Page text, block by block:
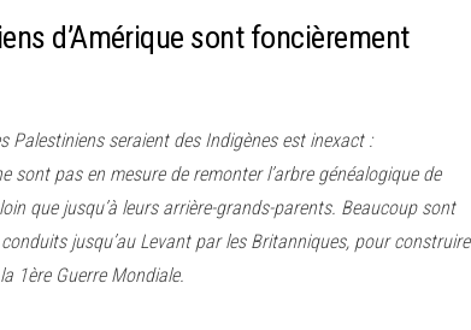
d’Amérique sont foncièrement
Palestiniens seraient des Indigènes est inexact :
sont pas en mesure de remonter l’arbre généalogique de
que jusqu’à leurs arrière-grands-parents. Beaucoup sont
jusqu’au Levant par les Britanniques, pour construire
1ère Guerre Mondiale.